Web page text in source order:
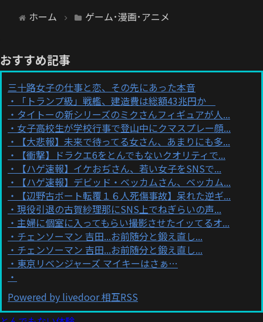
ホーム ゲーム･漫画･アニメ
おすすめ記事
三十路女子の仕事と恋、その先にあった本音
「トランプ級」戦艦、建造費は総額43兆円か
タイトーの新シリーズのミクさんフィギュアが人...
女子高校生が学校行事で登山中にクマスプレー顔...
【大悲報】未来で待ってる女さん、あまりにも多...
【衝撃】ドラクエ6をとんでもないクオリティで...
【ハゲ速報】イケおぢさん、若い女子をSNSで...
【ハゲ速報】デビッド・ベッカムさん、ベッカム...
【辺野古ボート転覆１６人死傷事故】呆れた逆ギ...
現役引退の古賀紗理那にSNS上でねぎらいの声...
主婦に個室に入ってもらい撮影させたイッてるオ...
チェンソーマン 吉田...お前随分と鍛え直し...
チェンソーマン 吉田...お前随分と鍛え直し...
東京リベンジャーズ マイキーはさぁ…
Powered by livedoor 相互RSS